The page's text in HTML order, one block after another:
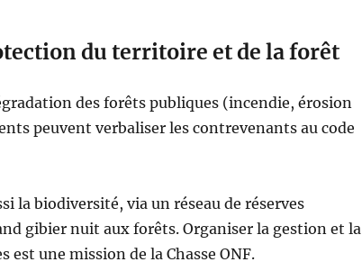
du territoire et de la forêt
des forêts publiques (incendie, érosion
peuvent verbaliser les contrevenants au code
la biodiversité, via un réseau de réserves
gibier nuit aux forêts. Organiser la gestion et la
une mission de la Chasse ONF.